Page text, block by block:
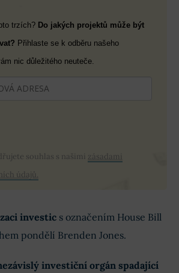
trzích? Do jakých projektů může být
Přihlaste se k odběru našeho
nic důležitého neuteče.
souhlas s našimi zásadami
údajů.
investic s označením House Bill
pondělí Brenden Jones.
investiční orgán spadající